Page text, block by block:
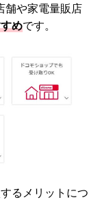
舗や家電量販店
めです。
るメリットにつ